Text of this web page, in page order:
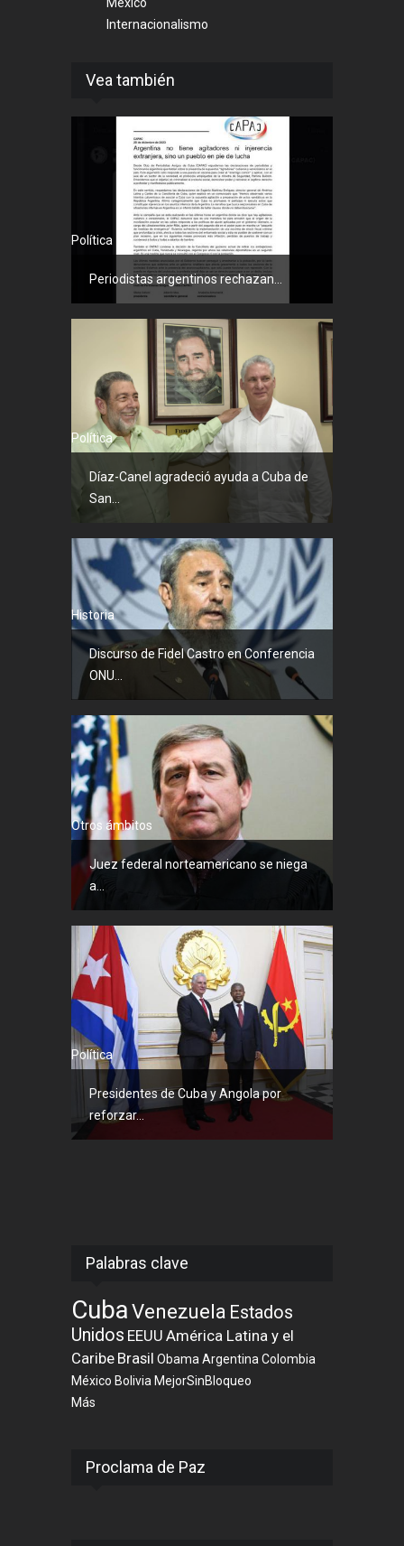
México
Internacionalismo
Vea también
Política
Periodistas argentinos rechazan...
Política
Díaz-Canel agradeció ayuda a Cuba de
San...
Historia
Discurso de Fidel Castro en Conferencia
ONU...
Otros ámbitos
Juez federal norteamericano se niega
a...
Política
Presidentes de Cuba y Angola por
reforzar...
Palabras clave
CubaVenezuela Estados
Unidos EEUU América Latina y el
Caribe Brasil Obama Argentina Colombia
México Bolivia MejorSinBloqueo
Más
Proclama de Paz